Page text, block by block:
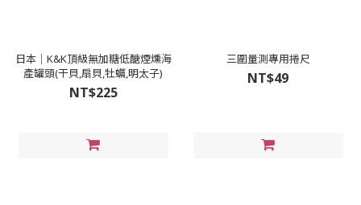
日本｜K&K頂級無加糖低醣煙燻海
產罐頭(干貝,扇貝,牡蠣,明太子)
NT$225
三圍量測專用捲尺
NT$49